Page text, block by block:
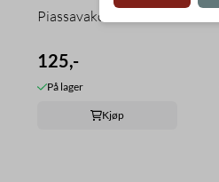
Piassavakost 30cm
125,-
På lager
Kjøp